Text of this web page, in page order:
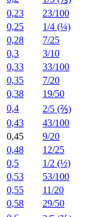
0,23
23/100
0,25
1/4 (¼)
0,28
7/25
0,3
3/10
0,33
33/100
0,35
7/20
0,38
19/50
0,4
2/5 (⅖)
0,43
43/100
0,45
9/20
0,48
12/25
0,5
1/2 (½)
0,53
53/100
0,55
11/20
0,58
29/50